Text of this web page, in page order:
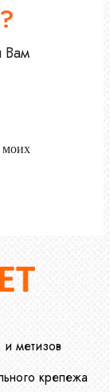
Вам
моих
метизов
крепежа